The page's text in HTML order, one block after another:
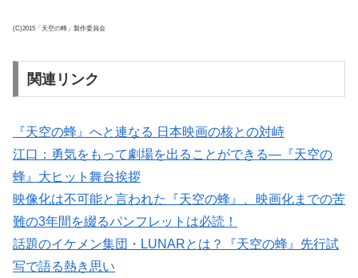
(C)2015「天空の蜂」製作委員会
関連リンク
『天空の蜂』へと連なる 日本映画の核との対峙
江口：勇気をもって劇場を出ることができる―『天空の
蜂』大ヒット舞台挨拶
映像化は不可能と言われた『天空の蜂』、映画化までの苦
難の3年間を綴るパンフレットは必読！
話題のイケメン集団・LUNARとは？『天空の蜂』先行試
写で語る熱き思い